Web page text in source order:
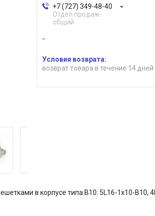
+7 (727) 349-48-40
Отдел продаж-
общий
возврат товара в течение 14 дней
в корпусе типа B10: 5L16-1x10-B10,